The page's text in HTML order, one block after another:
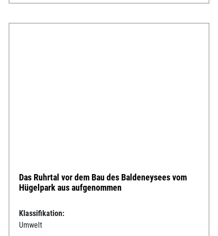
Das Ruhrtal vor dem Bau des Baldeneysees vom
Hügelpark aus aufgenommen
Klassifikation:
Umwelt